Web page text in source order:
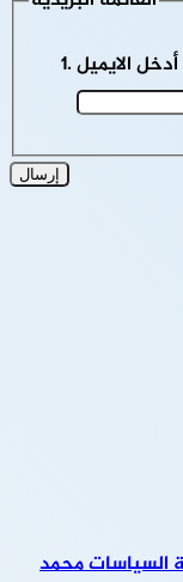
السياسات محمد